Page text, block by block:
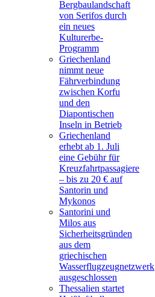
Bergbaulandschaft
von Serifos durch
ein neues
Kulturerbe-
Programm
Griechenland
nimmt neue
Fährverbindung
zwischen Korfu
und den
Diapontischen
Inseln in Betrieb
Griechenland
erhebt ab 1. Juli
eine Gebühr für
Kreuzfahrtpassagiere
– bis zu 20 € auf
Santorin und
Mykonos
Santorini und
Milos aus
Sicherheitsgründen
aus dem
griechischen
Wasserflugzeugnetzwerk
ausgeschlossen
Thessalien startet